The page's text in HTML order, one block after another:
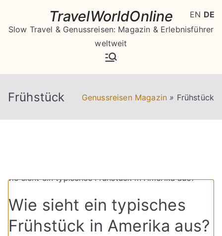
springen
TravelWorldOnline
Slow Travel & Genussreisen: Magazin & Erlebnisführer
weltweit
Frühstück Genussreisen Magazin » Frühstück
Wie sieht ein typisches
Frühstück in Amerika aus?
EN DE